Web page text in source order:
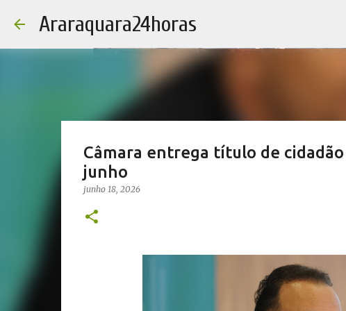
Araraquara24horas
Câmara entrega título de
junho
junho 18, 2026